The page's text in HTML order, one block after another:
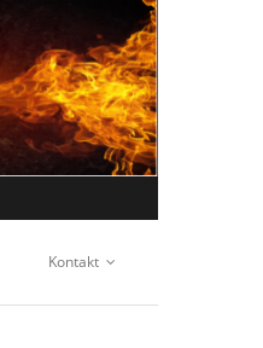
Kontakt